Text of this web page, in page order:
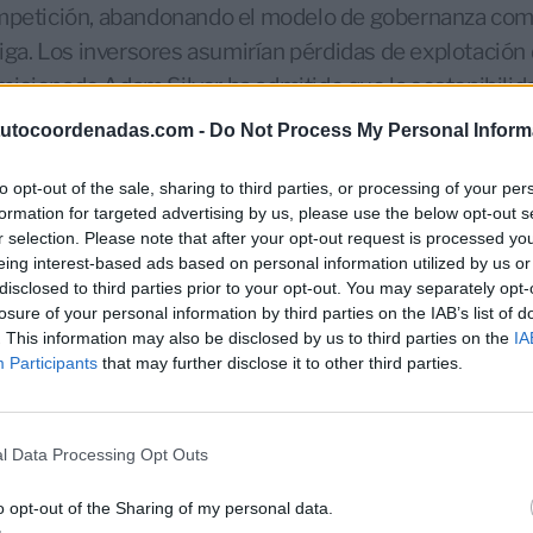
- Do Not Process My Personal
opt-out of the sale, sharing to third parties, or processing of your
for targeted advertising by us, please use the below opt-out
selection. Please note that after your opt-out request is processed
interest-based ads based on personal information utilized by us
to third parties prior to your opt-out. You may separately
of your personal information by third parties on the IAB’s list of
This information may also be disclosed by us to third parties on the
Participants that may further disclose it to other third parties.
Data Processing Opt Outs
opt-out of the Sharing of my personal data.
abandonando el modelo de gobernanza
Los inversores asumirían pérdidas de
Adam Silver ha admitido que la
con escasa visibilidad de retorno y baja liquidez
la mitad del canon inicial, participaría
el control estratégico del proyecto, sin
La lógica económica resultante es nítida: Europa
dudas sobre la calidad real
el producto deportivo plantea interrogantes de
se nutriría de los mejores jugadores disponibles
que compiten en la NBA, lo que sugiere una
destino final del talento. Un límite salarial estricto
con clubes consolidados, ciudades históricas y
competitiva clara. El riesgo de que NBA